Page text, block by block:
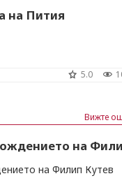
на Пития
5.0
Вижте
на
на Филип Кутев